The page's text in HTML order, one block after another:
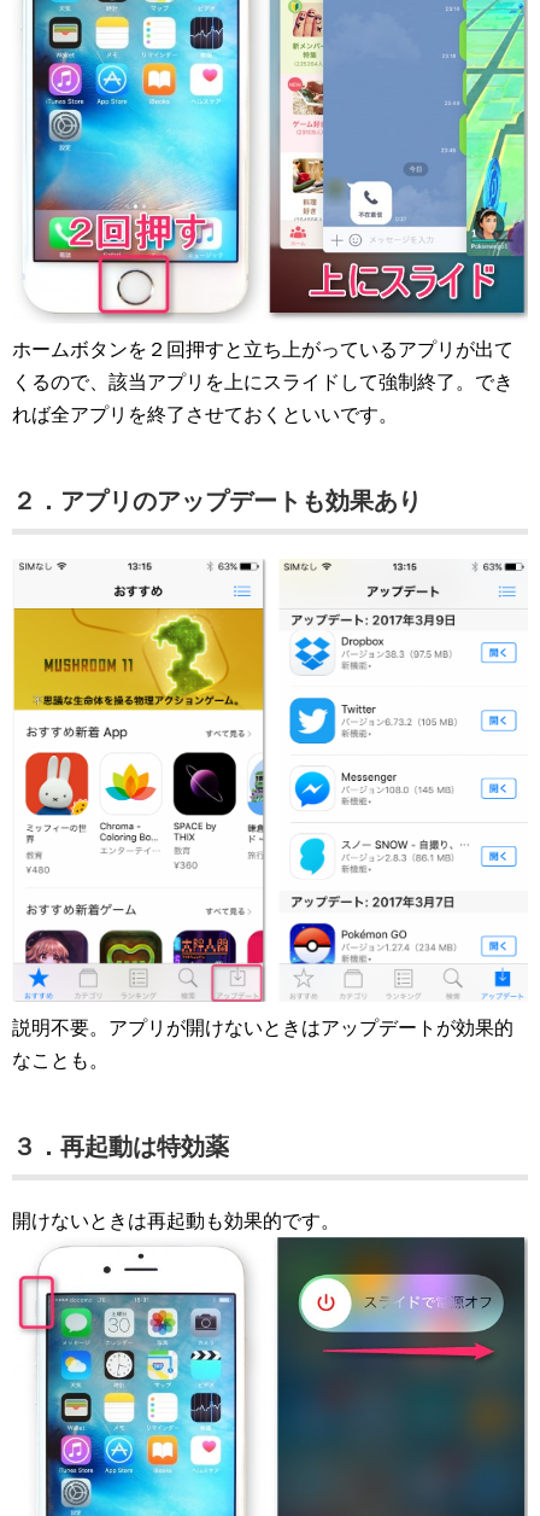
ホームボタンを２回押すと立ち上がっているアプリが出て
くるので、該当アプリを上にスライドして強制終了。でき
れば全アプリを終了させておくといいです。
２．アプリのアップデートも効果あり
説明不要。アプリが開けないときはアップデートが効果的
なことも。
３．再起動は特効薬
開けないときは再起動も効果的です。